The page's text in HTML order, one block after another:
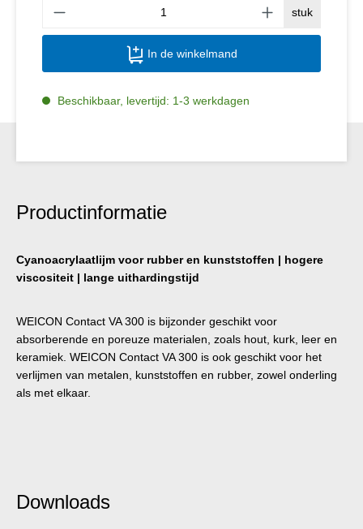
stuk
In de winkelmand
Beschikbaar, levertijd: 1-3 werkdagen
Productinformatie
Cyanoacrylaatlijm voor rubber en kunststoffen | hogere
viscositeit | lange uithardingstijd
WEICON Contact VA 300 is bijzonder geschikt voor
absorberende en poreuze materialen, zoals hout, kurk, leer en
keramiek. WEICON Contact VA 300 is ook geschikt voor het
verlijmen van metalen, kunststoffen en rubber, zowel onderling
als met elkaar.
Downloads